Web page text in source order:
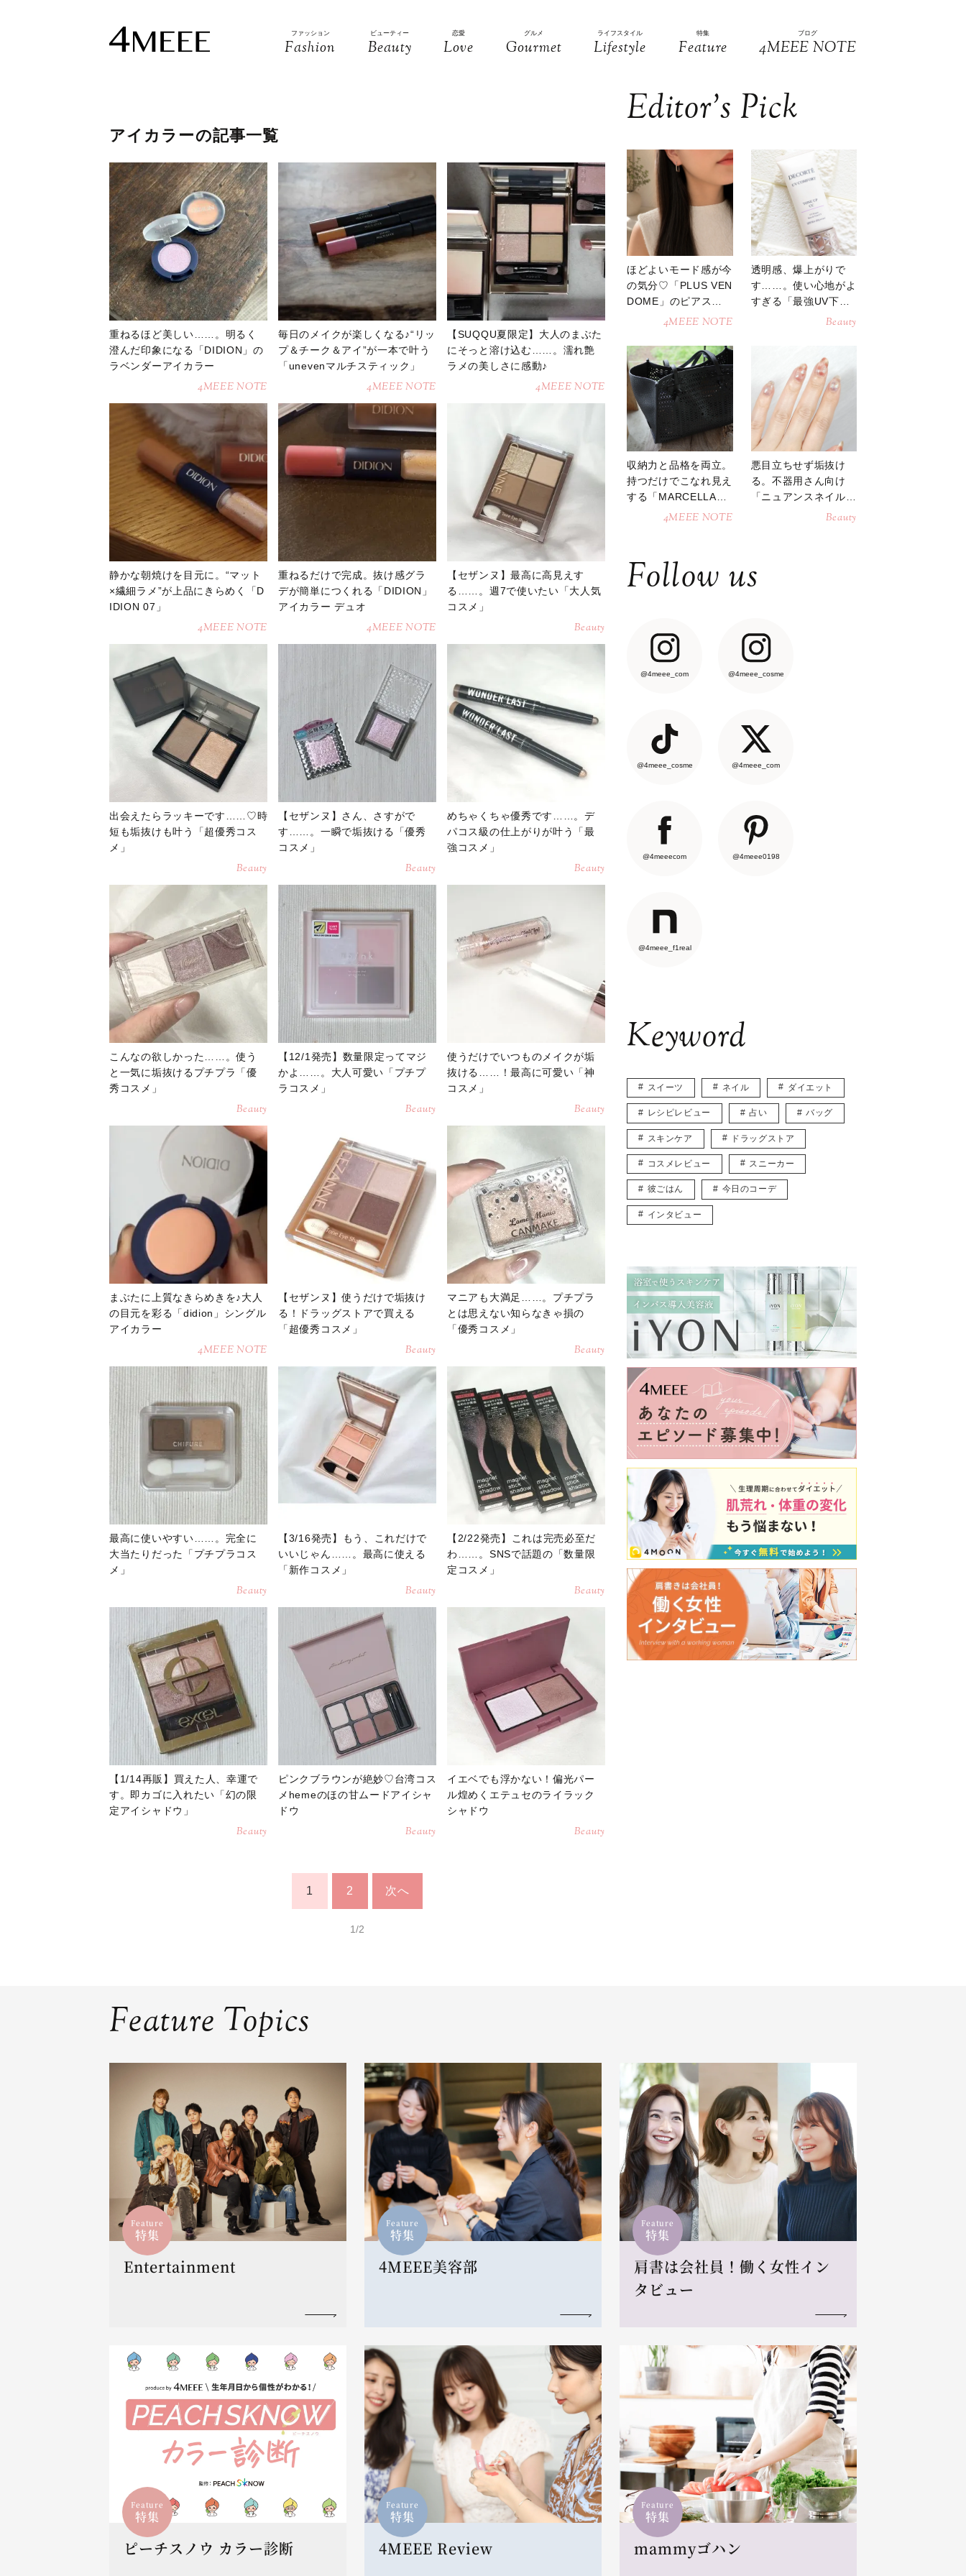
ファッション
Fashion
ビューティー
Beauty
恋愛
Love
グルメ
Gourmet
ライフスタイル
Lifestyle
特集
Feature
ブログ
4MEEE NOTE
アイカラーの記事一覧
重ねるほど美しい……。明るく
澄んだ印象になる「DIDION」の
ラベンダーアイカラー
4MEEE NOTE
毎日のメイクが楽しくなる♪“リッ
プ＆チーク＆アイ”が一本で叶う
「unevenマルチスティック」
4MEEE NOTE
【SUQQU夏限定】大人のまぶた
にそっと溶け込む……。濡れ艶
ラメの美しさに感動♪
4MEEE NOTE
静かな朝焼けを目元に。“マット
×繊細ラメ”が上品にきらめく「D
IDION 07」
4MEEE NOTE
重ねるだけで完成。抜け感グラ
デが簡単につくれる「DIDION」
アイカラー デュオ
4MEEE NOTE
【セザンヌ】最高に高見えす
る……。週7で使いたい「大人気
コスメ」
Beauty
出会えたらラッキーです……♡時
短も垢抜けも叶う「超優秀コス
メ」
Beauty
【セザンヌ】さん、さすがで
す……。一瞬で垢抜ける「優秀
コスメ」
Beauty
めちゃくちゃ優秀です……。デ
パコス級の仕上がりが叶う「最
強コスメ」
Beauty
こんなの欲しかった……。使う
と一気に垢抜けるプチプラ「優
秀コスメ」
Beauty
【12/1発売】数量限定ってマジ
かよ……。大人可愛い「プチプ
ラコスメ」
Beauty
使うだけでいつものメイクが垢
抜ける……！最高に可愛い「神
コスメ」
Beauty
まぶたに上質なきらめきを♪大人
の目元を彩る「didion」シングル
アイカラー
4MEEE NOTE
【セザンヌ】使うだけで垢抜け
る！ドラッグストアで買える
「超優秀コスメ」
Beauty
マニアも大満足……。プチプラ
とは思えない知らなきゃ損の
「優秀コスメ」
Beauty
最高に使いやすい……。完全に
大当たりだった「プチプラコス
メ」
Beauty
【3/16発売】もう、これだけで
いいじゃん……。最高に使える
「新作コスメ」
Beauty
【2/22発売】これは完売必至だ
わ……。SNSで話題の「数量限
定コスメ」
Beauty
【1/14再販】買えた人、幸運で
す。即カゴに入れたい「幻の限
定アイシャドウ」
Beauty
ピンクブラウンが絶妙♡台湾コス
メhemeのほの甘ムードアイシャ
ドウ
Beauty
イエベでも浮かない！偏光パー
ル煌めくエテュセのライラック
シャドウ
Beauty
1 2 次へ
1/2
Editor’s Pick
ほどよいモード感が今
の気分♡「PLUS VEN
DOME」のピアスが
4MEEE NOTE
透明感、爆上がりで
す……。使い心地がよ
すぎる「最強UV下
Beauty
収納力と品格を両立。
持つだけでこなれ見え
する「MARCELLAト
ートバッグ」4MEEE NOTE
悪目立ちせず垢抜け
る。不器用さん向け
「ニュアンスネイル」
Beauty
Follow us
@4meee_com @4meee_cosme
@4meee_cosme @4meee_com
@4meeecom @4meee0198
@4meee_f1real
Keyword
スイーツ ネイル ダイエット
レシピレビュー 占い バッグ
スキンケア ドラッグストア
コスメレビュー スニーカー
彼ごはん 今日のコーデ
インタビュー
Feature Topics
Feature
特集
Entertainment
Feature
特集
4MEEE美容部
Feature
特集
肩書は会社員！働く女性イン
タビュー
Feature
特集
ピーチスノウ カラー診断
Feature
特集
4MEEE Review
Feature
特集
mammyゴハン